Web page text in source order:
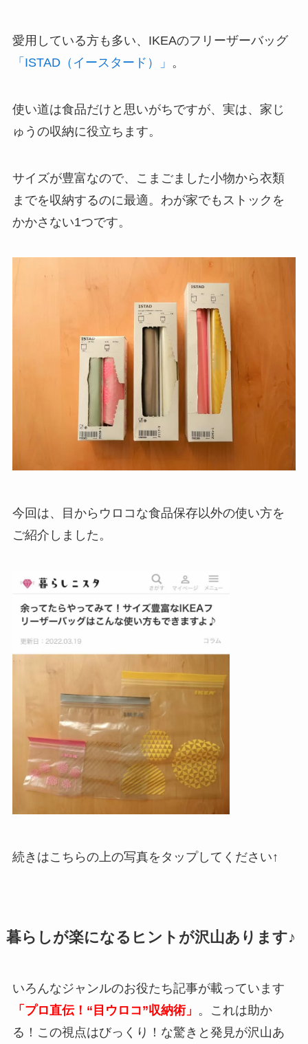
愛用している方も多い、IKEAのフリーザーバッグ
「ISTAD（イースタード）」 。
使い道は食品だけと思いがちですが、実は、 家じ
ゅうの収納に役立ちます。
サイズが豊富なので、こまごました小物から衣類
までを収納するのに最適。わが家でもストックを
かかさない1つです。
今回は、目からウロコな食品保存以外の使い方を
ご紹介しました。
続きはこちらの上の写真をタップしてください↑
暮らしが楽になるヒントが沢山あります♪
いろんなジャンルのお役たち記事が載っています
「プロ直伝！“目ウロコ”収納術」 。これは助か
る！この視点はびっくり！な驚きと発見が沢山あ